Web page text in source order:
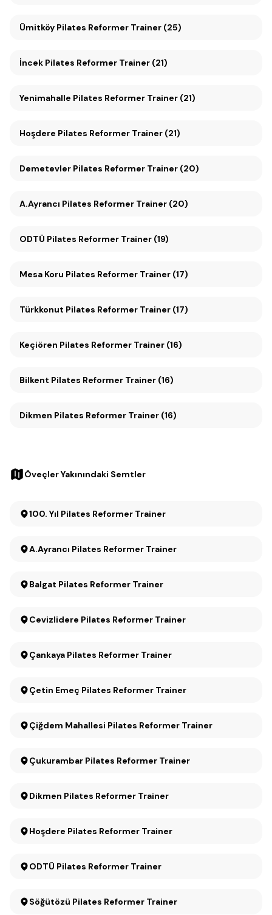
Ümitköy Pilates Reformer Trainer (25)
İncek Pilates Reformer Trainer (21)
Yenimahalle Pilates Reformer Trainer (21)
Hoşdere Pilates Reformer Trainer (21)
Demetevler Pilates Reformer Trainer (20)
A.Ayrancı Pilates Reformer Trainer (20)
ODTÜ Pilates Reformer Trainer (19)
Mesa Koru Pilates Reformer Trainer (17)
Türkkonut Pilates Reformer Trainer (17)
Keçiören Pilates Reformer Trainer (16)
Bilkent Pilates Reformer Trainer (16)
Dikmen Pilates Reformer Trainer (16)
Öveçler Yakınındaki Semtler
100. Yıl Pilates Reformer Trainer
A.Ayrancı Pilates Reformer Trainer
Balgat Pilates Reformer Trainer
Cevizlidere Pilates Reformer Trainer
Çankaya Pilates Reformer Trainer
Çetin Emeç Pilates Reformer Trainer
Çiğdem Mahallesi Pilates Reformer Trainer
Çukurambar Pilates Reformer Trainer
Dikmen Pilates Reformer Trainer
Hoşdere Pilates Reformer Trainer
ODTÜ Pilates Reformer Trainer
Söğütözü Pilates Reformer Trainer